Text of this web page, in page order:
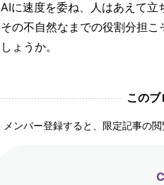
AIに速度を委ね、人はあえて立
その不自然なまでの役割分担
しょうか。
このブ
メンバー登録すると、限定記事の